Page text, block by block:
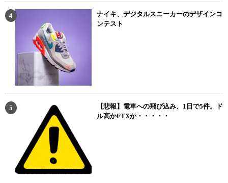
ナイキ、デジタルスニーカーのデザインコ
ンテスト
【悲報】電車への飛び込み、1日で5件。ド
ル高かFTXか・・・・・